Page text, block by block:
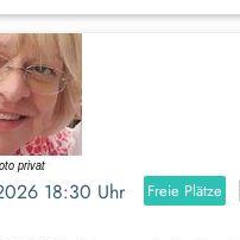
18:30 Uhr Freie Plätze